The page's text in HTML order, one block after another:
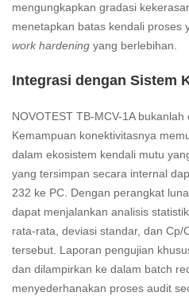
mengungkapkan gradasi
menetapkan batas kendali proses
work hardening yang berlebihan.
Integrasi dengan Sistem
NOVOTEST TB-MCV-1A bukanlah
Kemampuan konektivitasnya
dalam ekosistem kendali mutu
yang tersimpan secara internal
232 ke PC. Dengan perangkat
dapat menjalankan analisis
rata-rata, deviasi standar, dan Cp/
tersebut. Laporan pengujian
dan dilampirkan ke dalam batch
menyederhanakan proses audit